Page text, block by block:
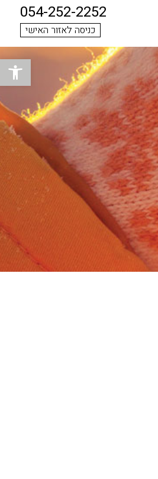
פתח
054-252-2252
כניסה לאזור האישי